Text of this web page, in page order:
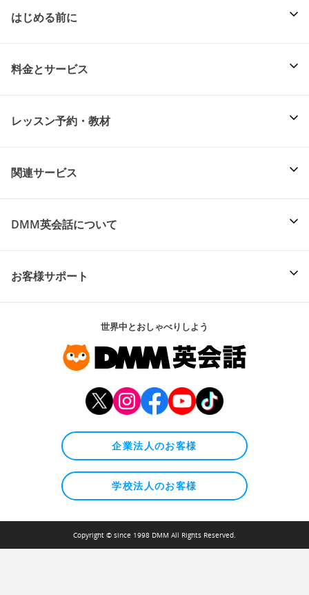
はじめる前に
料金とサービス
レッスン予約・教材
関連サービス
DMM英会話について
お客様サポート
世界中とおしゃべりしよう
企業法人のお客様
学校法人のお客様
Copyright © since 1998 DMM All Rights Reserved.